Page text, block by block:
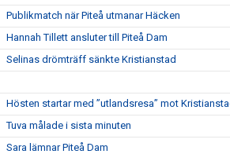
Publikmatch när Piteå utmanar Häcken
Hannah Tillett ansluter till Piteå Dam
Selinas drömträff sänkte Kristianstad
Hösten startar med ”utlandsresa” mot
Tuva målade i sista minuten
Sara lämnar Piteå Dam